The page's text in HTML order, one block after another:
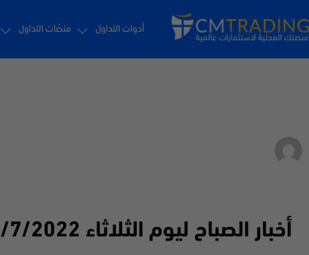
أدوات التداول منصّات التداول
أخبار الصباح ليوم الثلاثاء 19 /7/2022